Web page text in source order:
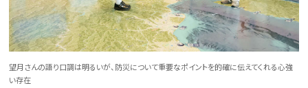
望月さんの語り口調は明るいが、防災について重要なポイントを的確に伝えてくれる心強
い存在